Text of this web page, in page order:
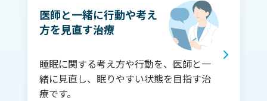
医師と一緒に行動や考え
方を見直す治療
睡眠に関する考え方や行動を、医師と一
緒に見直し、眠りやすい状態を目指す治
療です。